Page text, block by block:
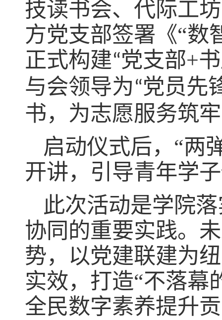
技读书会、代际工
方党支部签署《“数
正式构建“党支部+
与会领导为“党员先
书，为志愿服务筑
启动仪式后， “两
开讲，引导青年学
此次活动是学院
协同的重要实践。
势，以党建联建为
实效，打造“不落幕
全民数字素养提升